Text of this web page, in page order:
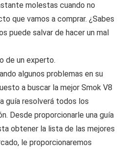
molestas cuando no
que vamos a comprar. ¿Sabes
puede salvar de hacer un mal
de un experto.
algunos problemas en su
a buscar la mejor Smok V8
guía resolverá todos los
Desde proporcionarle una guía
obtener la lista de las mejores
le proporcionaremos